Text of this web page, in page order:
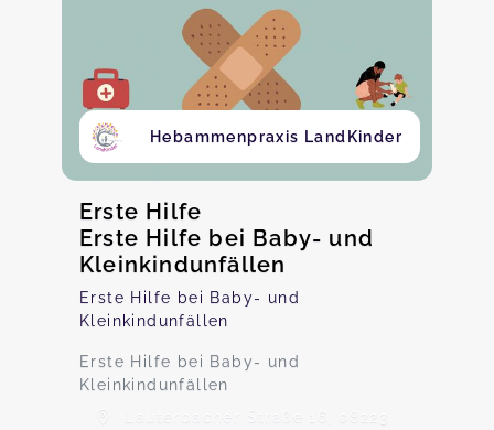
Hebammenpraxis LandKinder
Erste Hilfe
Erste Hilfe bei Baby- und
Kleinkindunfällen
Erste Hilfe bei Baby- und
Kleinkindunfällen
Erste Hilfe bei Baby- und
Kleinkindunfällen
Lauterbacher Straße 16, 08223